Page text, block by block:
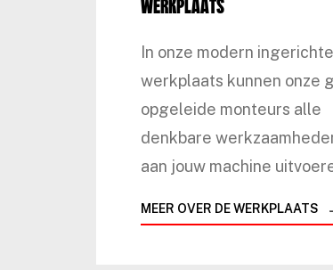
Werkplaats
In onze modern ingerichte
werkplaats kunnen onze
opgeleide monteurs alle
denkbare
aan jouw machine
MEER OVER DE WERKPLAATS